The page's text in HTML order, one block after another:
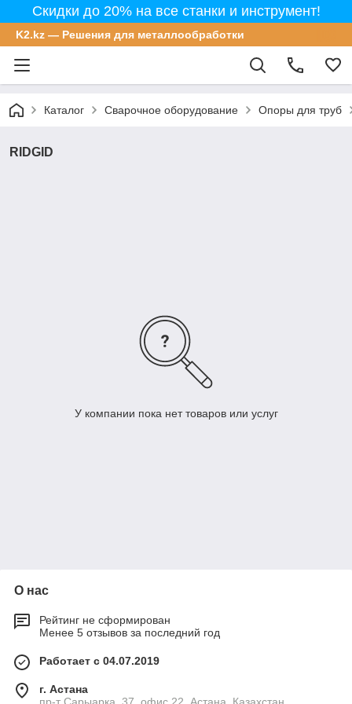
Скидки до 20% на все станки и инструмент!
K2.kz — Решения для металлообработки
Каталог Сварочное оборудование Опоры для труб
RIDGID
У компании пока нет товаров или услуг
О нас
Рейтинг не сформирован
Менее 5 отзывов за последний год
Работает с 04.07.2019
г. Астана